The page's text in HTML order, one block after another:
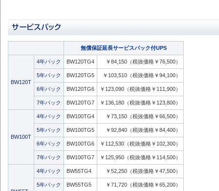
無償保証延長サービスパック付UPS
BW120T
4年パック BW120TG4 ￥84,150（税抜価格￥76,500）
5年パック BW120TG5 ￥103,510（税抜価格￥94,100）
6年パック BW120TG6 ￥123,090（税抜価格￥111,900）
7年パック BW120TG7 ￥136,180（税抜価格￥123,800）
BW100T
4年パック BW100TG4 ￥73,150（税抜価格￥66,500）
5年パック BW100TG5 ￥92,840（税抜価格￥84,400）
6年パック BW100TG6 ￥112,530（税抜価格￥102,300）
7年パック BW100TG7 ￥125,950（税抜価格￥114,500）
4年パック BW55TG4 ￥52,250（税抜価格￥47,500）
5年パック BW55TG5 ￥71,720（税抜価格￥65,200）